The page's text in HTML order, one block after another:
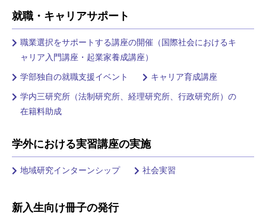
就職・キャリアサポート
職業選択をサポートする講座の開催（国際社会におけるキ
ャリア入門講座・起業家養成講座）
学部独自の就職支援イベント キャリア育成講座
学内三研究所（法制研究所、経理研究所、行政研究所）の
在籍料助成
学外における実習講座の実施
地域研究インターンシップ 社会実習
新入生向け冊子の発行